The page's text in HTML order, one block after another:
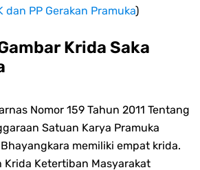
dan PP Gerakan Pramuka)
Krida Saka
Nomor 159 Tahun 2011 Tentang
Satuan Karya Pramuka
memiliki empat krida.
Krida Ketertiban Masyarakat